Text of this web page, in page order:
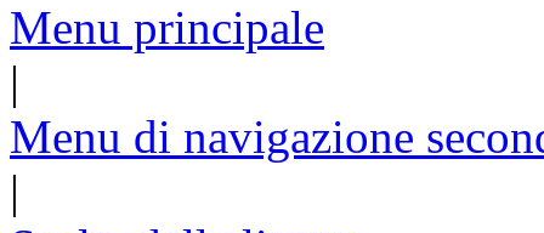
Menu principale
|
Menu di navigazione
|